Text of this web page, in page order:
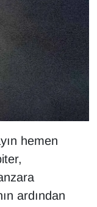
hemen
ardından